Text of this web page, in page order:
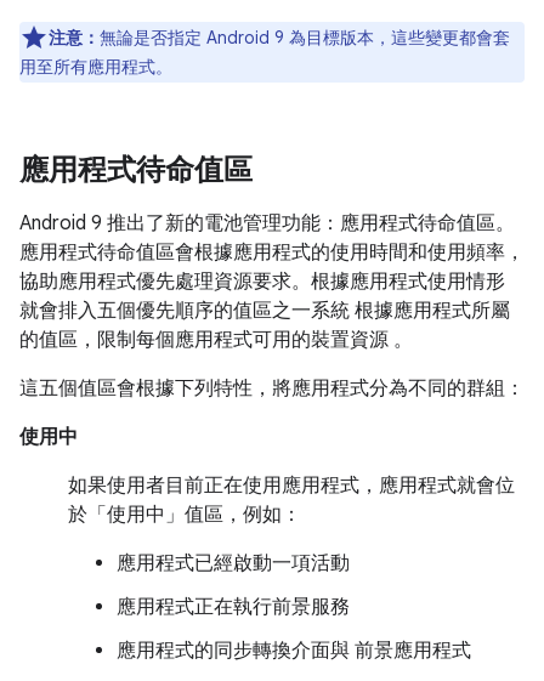
注意： 無論是否指定 Android 9 為目標版本，這些變更都會套
用至所有應用程式。
應用程式待命值區
Android 9 推出了新的電池管理功能：應用程式待命值區。
應用程式待命值區會根據應用程式的使用時間和使用頻率，
協助應用程式優先處理資源要求。根據應用程式使用情形
就會排入五個優先順序的值區之一系統 根據應用程式所屬
的值區，限制每個應用程式可用的裝置資源 。
這五個值區會根據下列特性，將應用程式分為不同的群組：
使用中
如果使用者目前正在使用應用程式，應用程式就會位
於「使用中」值區，例如：
應用程式已經啟動一項活動
應用程式正在執行前景服務
應用程式的同步轉換介面與 前景應用程式